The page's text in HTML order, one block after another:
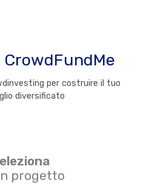
per costruire il tuo
diversificato
progetto